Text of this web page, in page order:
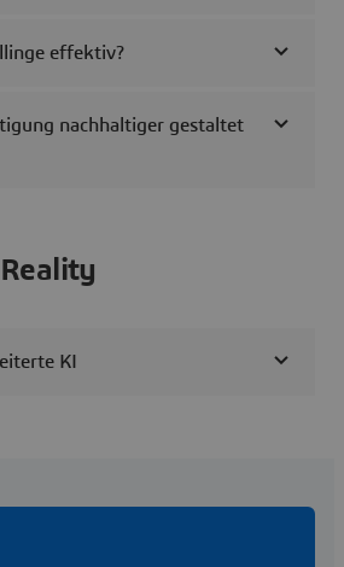
effektiv?
nachhaltiger gestaltet
KI